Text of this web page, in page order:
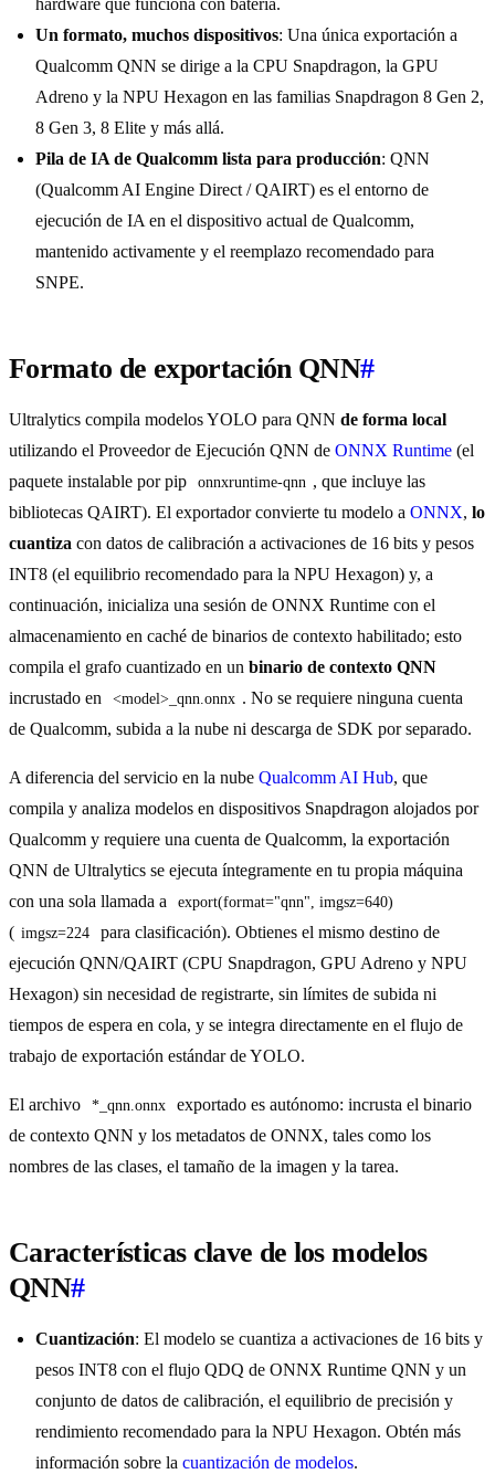
hardware que funciona con batería.
Un formato, muchos dispositivos: Una única exportación a
Qualcomm QNN se dirige a la CPU Snapdragon, la GPU
Adreno y la NPU Hexagon en las familias Snapdragon 8 Gen 2,
8 Gen 3, 8 Elite y más allá.
Pila de IA de Qualcomm lista para producción: QNN
(Qualcomm AI Engine Direct / QAIRT) es el entorno de
ejecución de IA en el dispositivo actual de Qualcomm,
mantenido activamente y el reemplazo recomendado para
SNPE.
Formato de exportación QNN#
Ultralytics compila modelos YOLO para QNN de forma local
utilizando el Proveedor de Ejecución QNN de ONNX Runtime (el
paquete instalable por pip
onnxruntime-qnn , que incluye las
bibliotecas QAIRT). El exportador convierte tu modelo a ONNX, lo
cuantiza con datos de calibración a activaciones de 16 bits y pesos
INT8 (el equilibrio recomendado para la NPU Hexagon) y, a
continuación, inicializa una sesión de ONNX Runtime con el
almacenamiento en caché de binarios de contexto habilitado; esto
compila el grafo cuantizado en un binario de contexto QNN
incrustado en
<model>_qnn.onnx . No se requiere ninguna cuenta
de Qualcomm, subida a la nube ni descarga de SDK por separado.
A diferencia del servicio en la nube Qualcomm AI Hub, que
compila y analiza modelos en dispositivos Snapdragon alojados por
Qualcomm y requiere una cuenta de Qualcomm, la exportación
QNN de Ultralytics se ejecuta íntegramente en tu propia máquina
con una sola llamada a
export(format="qnn", imgsz=640)
( imgsz=224
para clasificación). Obtienes el mismo destino de
ejecución QNN/QAIRT (CPU Snapdragon, GPU Adreno y NPU
Hexagon) sin necesidad de registrarte, sin límites de subida ni
tiempos de espera en cola, y se integra directamente en el flujo de
trabajo de exportación estándar de YOLO.
El archivo *_qnn.onnx
exportado es autónomo: incrusta el binario
de contexto QNN y los metadatos de ONNX, tales como los
nombres de las clases, el tamaño de la imagen y la tarea.
Características clave de los modelos
QNN#
Cuantización: El modelo se cuantiza a activaciones de 16 bits y
pesos INT8 con el flujo QDQ de ONNX Runtime QNN y un
conjunto de datos de calibración, el equilibrio de precisión y
rendimiento recomendado para la NPU Hexagon. Obtén más
información sobre la cuantización de modelos.